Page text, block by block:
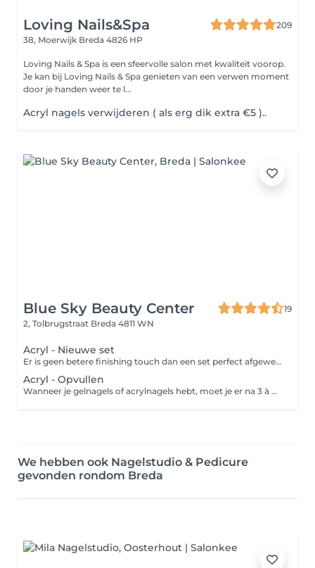
Loving Nails&Spa
209
38, Moerwijk Breda 4826 HP
Loving Nails & Spa is een sfeervolle salon met kwaliteit voorop.
Je kan bij Loving Nails & Spa genieten van een verwen moment
door je handen weer te l...
Acryl nagels verwijderen ( als erg dik extra €5 )..
Blue Sky Beauty Center
19
2, Tolbrugstraat Breda 4811 WN
Acryl - Nieuwe set
Er is geen betere finishing touch dan een set perfect afgewerkte acrylnagels of gelnagels. Deze kunstnagels van acryl of gel kunnen aangebracht worden met of zonder verlenging van je eigen nagels en in alle denkbare kleuren. Versier je nagels met nail art, glitter, een French manicure of nog iets anders, want alles is mogelijk. Bij een babyboom-effect worden je nagels met twee kleuren gelakt. Het verschil met de French manicure is dat er bij babyboom een geleidelijke overloop van roze naar wit is. Bij een French manicure worden je nagels met een zachte kleur roze gelakt met op de nageluiteinden een elegant, strak en wit randje. De kosten van het verwijderen van een oude set bij het plaatsen van een nieuwe bedragen €7.
Acryl - Opvullen
Wanneer je gelnagels of acrylnagels hebt, moet je er na 3 à 4 weken toch echt aan geloven: je kunstnagels groeien mee met je natuurlijke nagels en er ontstaat uitgroei. Laat je kunstnagels dus op tijd opvullen om de ruimte tussen de nagelriem en je kunstnagel bij te werken en om je nagels weer mooi te krijgen.
We hebben ook Nagelstudio & Pedicure
gevonden rondom Breda